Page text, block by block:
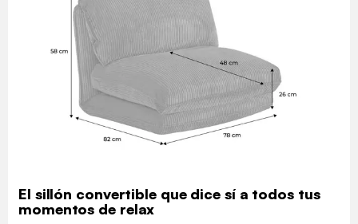
El sillón convertible que dice sí a todos tus
momentos de relax